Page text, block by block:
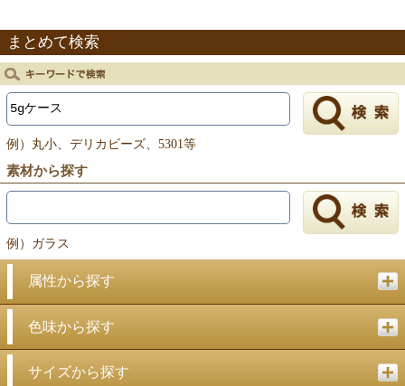
まとめて検索
例）丸小、デリカビーズ、5301等
素材から探す
例）ガラス
属性から探す
色味から探す
サイズから探す